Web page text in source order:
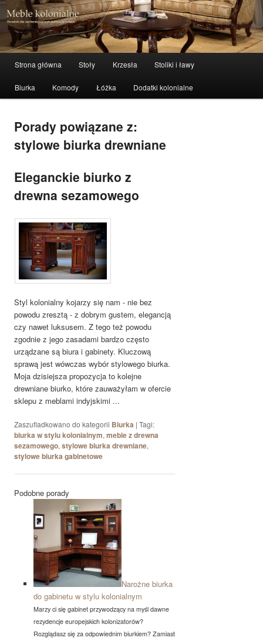
Meble kolonialne – zibi-meble.pl
meble stylowe, meble kolonialne i indyjskie
Przeskocz do tekstu
Przeskocz do widgetów
Strona główna Stoły Krzesła Stoliki i ławy
Biurka Komody Łóżka Dodatki kolonialne
Porady powiązane z:
stylowe biurka drewniane
Eleganckie biurko z
drewna sezamowego
Styl kolonialny kojarzy się nam - nie bez
powodu zresztą - z dobrym gustem, elegancją
czy nawet luksusem. Z tego też powodu
zgodnie z jego zasadami bardzo często
urządzane są biura i gabinety. Kluczową
sprawą jest wówczas wybór stylowego biurka.
Moja dzisiejsza propozycja to kolejne
drewniane biurko, które zauważyłam w ofercie
sklepu z meblami indyjskimi ...
Zaszufladkowano do kategorii Biurka |Tagi:
biurka w stylu kolonialnym,meble z drewna
sezamowego,stylowe biurka drewniane,
stylowe biurka gabinetowe
Podobne porady
Narożne biurka
do gabinetu w stylu kolonialnym
Marzy ci się gabinet przywodzący na myśl dawne
rezydencje europejskich kolonizatorów?
Rozglądasz się za odpowiednim biurkiem? Zamiast